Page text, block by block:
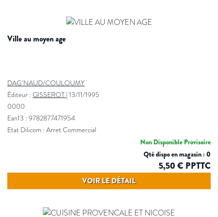
ville au moyen age
DAG´NAUD/COULOUMY
Éditeur : GISSEROT 13/11/1995
0000
Ean13 : 9782877471954
Etat Dilicom : Arret Commercial
Non Disponible Provisoire
Qté dispo en magasin : 0
5,50 € PPTTC
VOIR LE DÉTAIL